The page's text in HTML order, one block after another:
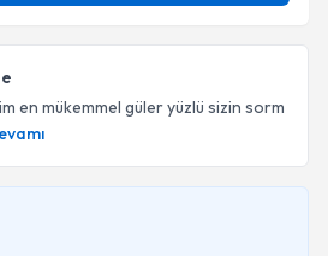
en mükemmel güler yüzlü sizin sorm